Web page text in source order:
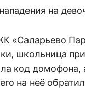
на
«Саларьево
школьница
код домофона,
на неё